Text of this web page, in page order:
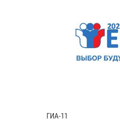
ГИА-11